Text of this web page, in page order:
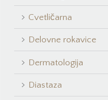
Cvetličarna
Delovne rokavice
Dermatologija
Diastaza